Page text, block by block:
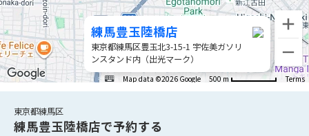
楽のりスマート
0570-064-179
Map data ©2026 Google 500 m Terms
練馬豊玉陸橋店
東京都練馬区豊玉北3-15-1 宇佐美ガソリ
ンスタンド内（出光マーク）
東京都練馬区
練馬豊玉陸橋店で予約する